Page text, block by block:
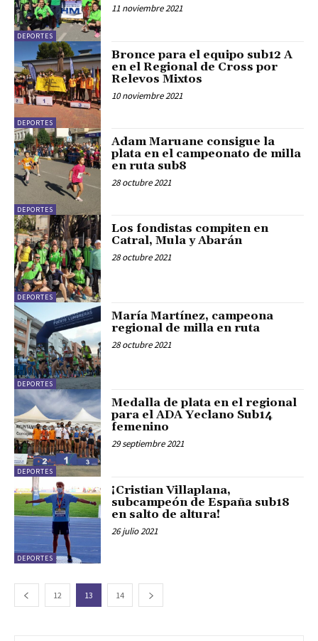
DEPORTES
11 noviembre 2021
DEPORTES
Bronce para el equipo sub12 A
en el Regional de Cross por
Relevos Mixtos
10 noviembre 2021
DEPORTES
Adam Maruane consigue la
plata en el campeonato de milla
en ruta sub8
28 octubre 2021
DEPORTES
Los fondistas compiten en
Catral, Mula y Abarán
28 octubre 2021
DEPORTES
María Martínez, campeona
regional de milla en ruta
28 octubre 2021
DEPORTES
Medalla de plata en el regional
para el ADA Yeclano Sub14
femenino
29 septiembre 2021
DEPORTES
¡Cristian Villaplana,
subcampeón de España sub18
en salto de altura!
26 julio 2021
12 13 14